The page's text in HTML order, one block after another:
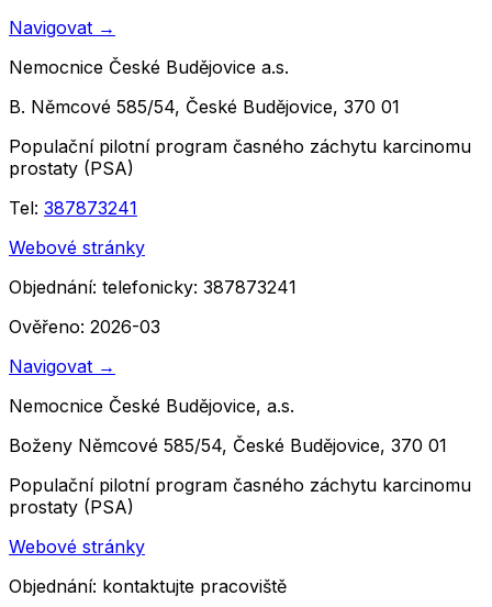
Navigovat →
Nemocnice České Budějovice a.s.
B. Němcové 585/54, České Budějovice, 370 01
Populační pilotní program časného záchytu karcinomu
prostaty (PSA)
Tel: 387873241
Webové stránky
Objednání: telefonicky: 387873241
Ověřeno: 2026-03
Navigovat →
Nemocnice České Budějovice, a.s.
Boženy Němcové 585/54, České Budějovice, 370 01
Populační pilotní program časného záchytu karcinomu
prostaty (PSA)
Webové stránky
Objednání: kontaktujte pracoviště